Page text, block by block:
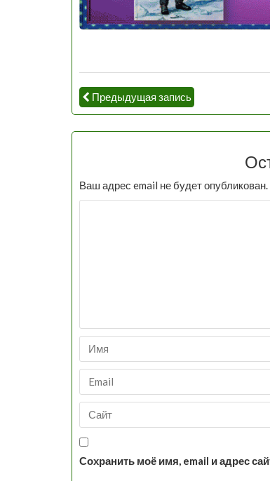
Предыдущая запись
Ваш адрес email не будет опубликован.
Сохранить моё имя, email и адрес